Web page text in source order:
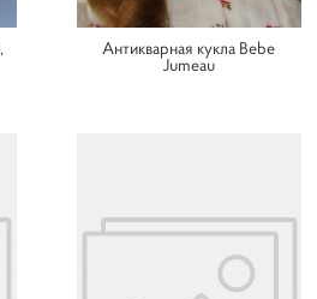
Антикварная кукла Bebe
Jumeau